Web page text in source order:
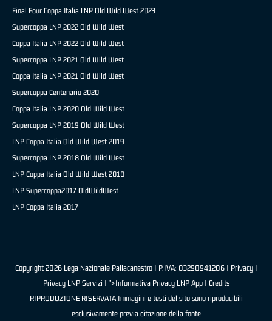
Final Four Coppa Italia LNP Old Wild West 2023
Supercoppa LNP 2022 Old Wild West
Coppa Italia LNP 2022 Old Wild West
Supercoppa LNP 2021 Old Wild West
Coppa Italia LNP 2021 Old Wild West
Supercoppa Centenario 2020
Coppa Italia LNP 2020 Old Wild West
Supercoppa LNP 2019 Old Wild West
LNP Coppa Italia Old Wild West 2019
Supercoppa LNP 2018 Old Wild West
LNP Coppa Italia Old Wild West 2018
LNP Supercoppa2017 OldWildWest
LNP Coppa Italia 2017
Copyright 2026 Lega Nazionale Pallacanestro | P.IVA: 03290941206 | Privacy|
Privacy LNP Servizi | ">Informativa Privacy LNP App | Credits
RIPRODUZIONE RISERVATA Immagini e testi del sito sono riproducibili
esclusivamente previa citazione della fonte